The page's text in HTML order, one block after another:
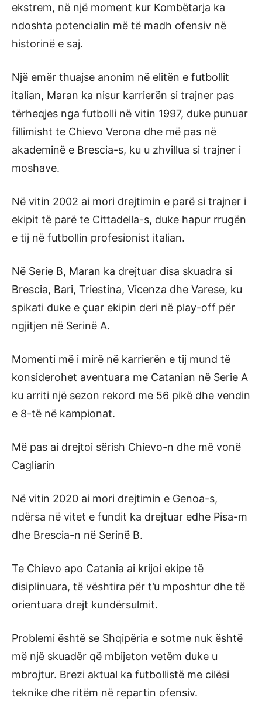
ekstrem, në një moment kur Kombëtarja ka
ndoshta potencialin më të madh ofensiv në
historinë e saj.
Një emër thuajse anonim në elitën e futbollit
italian, Maran ka nisur karrierën si trajner pas
tërheqjes nga futbolli në vitin 1997, duke punuar
fillimisht te Chievo Verona dhe më pas në
akademinë e Brescia-s, ku u zhvillua si trajner i
moshave.
Në vitin 2002 ai mori drejtimin e parë si trajner i
ekipit të parë te Cittadella-s, duke hapur rrugën
e tij në futbollin profesionist italian.
Në Serie B, Maran ka drejtuar disa skuadra si
Brescia, Bari, Triestina, Vicenza dhe Varese, ku
spikati duke e çuar ekipin deri në play-off për
ngjitjen në Serinë A.
Momenti më i mirë në karrierën e tij mund të
konsiderohet aventuara me Catanian në Serie A
ku arriti një sezon rekord me 56 pikë dhe vendin
e 8-të në kampionat.
Më pas ai drejtoi sërish Chievo-n dhe më vonë
Cagliarin
Në vitin 2020 ai mori drejtimin e Genoa-s,
ndërsa në vitet e fundit ka drejtuar edhe Pisa-m
dhe Brescia-n në Serinë B.
Te Chievo apo Catania ai krijoi ekipe të
disiplinuara, të vështira për t’u mposhtur dhe të
orientuara drejt kundërsulmit.
Problemi është se Shqipëria e sotme nuk është
më një skuadër që mbijeton vetëm duke u
mbrojtur. Brezi aktual ka futbollistë me cilësi
teknike dhe ritëm në repartin ofensiv.